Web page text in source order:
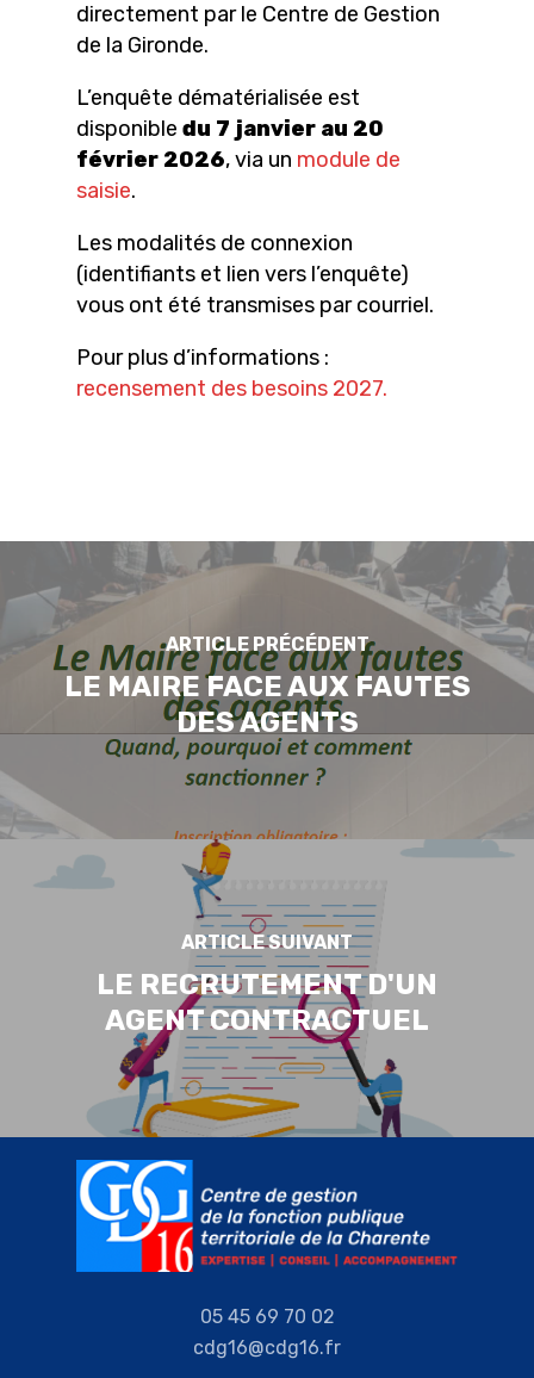
directement par le Centre de Gestion
de la Gironde.
L’enquête dématérialisée est
disponible du 7 janvier au 20
février 2026, via un module de
saisie.
Les modalités de connexion
(identifiants et lien vers l’enquête)
vous ont été transmises par courriel.
Pour plus d’informations :
recensement des besoins 2027.
ARTICLE PRÉCÉDENT
LE MAIRE FACE AUX FAUTES
DES AGENTS
ARTICLE SUIVANT
LE RECRUTEMENT D'UN
AGENT CONTRACTUEL
05 45 69 70 02
cdg16@cdg16.fr